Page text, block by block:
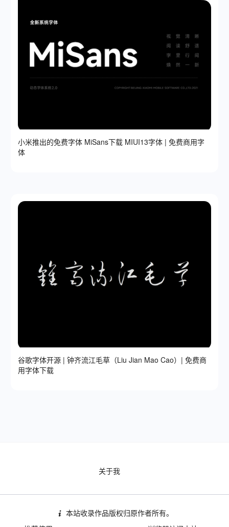
小米推出的免费字体 MiSans下载 MIUI13字体 | 免费商用字
体
谷歌字体开源 | 钟齐流江毛草（Liu Jian Mao Cao）| 免费商
用字体下载
关于我
本站收录作品版权归原作者所有。